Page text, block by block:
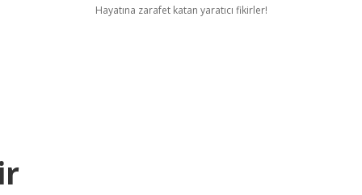
Hayatına zarafet katan yaratıcı fikirler!